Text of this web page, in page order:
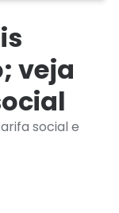
veja
social e